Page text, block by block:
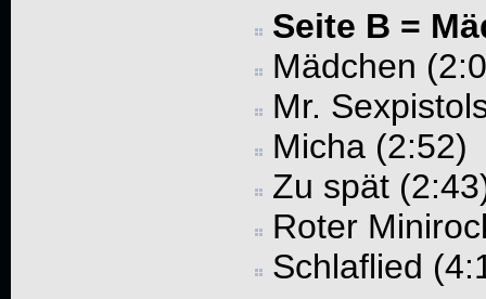
Seite B =
Mädchen
Mr.
Micha (2:52)
Zu spät
Roter
Schlaflied